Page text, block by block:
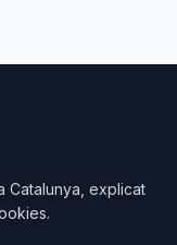
Catalunya, explicat